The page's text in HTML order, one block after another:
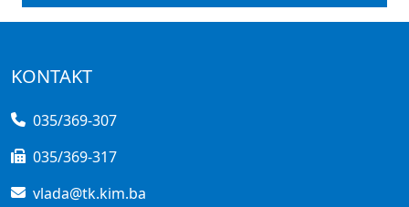
KONTAKT
035/369-307
035/369-317
vlada@tk.kim.ba